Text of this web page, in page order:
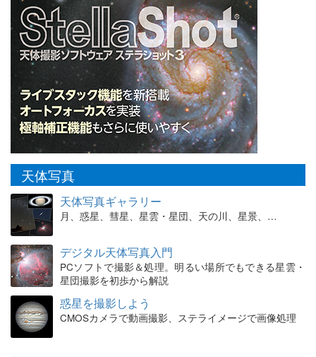
天体写真
天体写真ギャラリー
月、惑星、彗星、星雲・星団、天の川、星景、…
デジタル天体写真入門
PCソフトで撮影＆処理。明るい場所でもできる星雲・
星団撮影を初歩から解説
惑星を撮影しよう
CMOSカメラで動画撮影、ステライメージで画像処理